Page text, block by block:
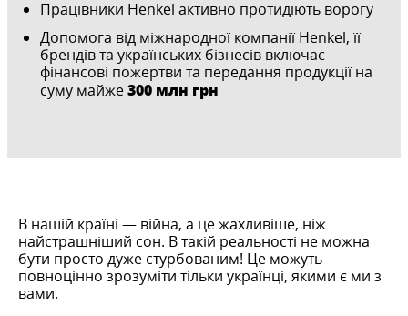
Працівники Henkel активно протидіють ворогу
Допомога від міжнародної компанії Henkel, її
брендів та українських бізнесів включає
фінансові пожертви та передання продукції на
суму майже300 млн грн
В нашій країні — війна, а це жахливіше, ніж
найстрашніший сон. В такій реальності не можна
бути просто дуже стурбованим! Це можуть
повноцінно зрозуміти тільки українці, якими є ми з
вами.